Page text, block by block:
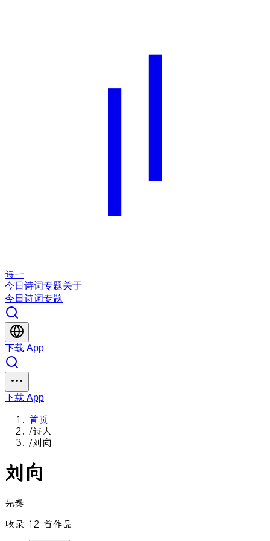
诗一
今日 诗词专题关于
今日 诗词专题
下载 App
下载 App
首页
/诗人
/刘向
刘向
先秦
收录 12 首作品